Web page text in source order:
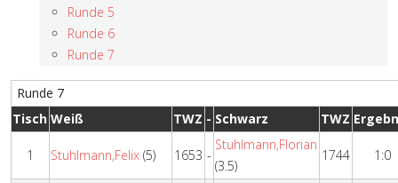
Runde 5
Runde 6
Runde 7
Runde 7
Tisch Weiß TWZ - Schwarz TWZ
1 Stuhlmann,Felix (5) 1653 -
Stuhlmann,Florian
(3.5)
1744 1:0